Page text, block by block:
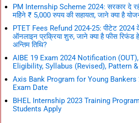
PM Internship Scheme 2024: सरकार दे
महिेने ₹ 5,000 रुपय की सहायता, जाने क्या है
PTET Fees Refund 2024-25: पीटेट 2024
ऑनलाइन प्रक्रिया शुरु, जाने क्या है फीस रिफंड
अन्तिम तिथि?
AIBE 19 Exam 2024 Notification
Eligibility, Syllabus (Revised), Pattern
Axis Bank Program for Young Bankers
Exam Date
BHEL Internship 2023 Training
Students Apply